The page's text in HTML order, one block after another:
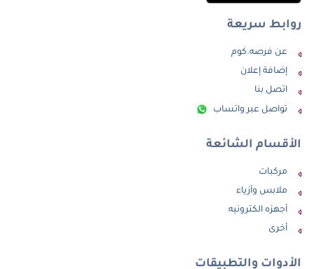
روابط سريعة
عن فرصه.كوم
إضافة إعلان
اتصل بنا
تواصل عبر واتساب
الأقسام الشائعة
مركبات
ملابس وأزياء
أجهزه الكترونيه
أخرى
الأدوات والتطبيقات